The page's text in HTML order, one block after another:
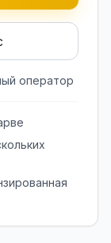
оператор